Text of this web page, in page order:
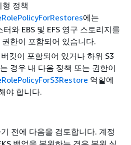
형 정책
에는
와 EBS 및 EFS 영구 스토리지를
한이 포함되어 있습니다.
킷이 포함되어 있거나 하위 S3
경우 내 다음 정책 또는 권한이
역할에
야 합니다.
전에 다음을 검토합니다. 계정